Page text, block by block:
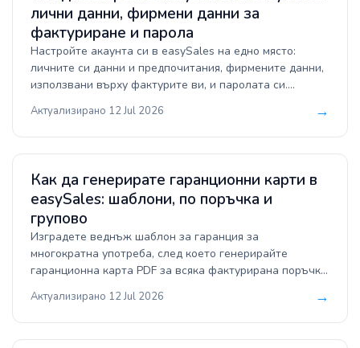
лични данни, фирмени данни за
фактуриране и парола
Настройте акаунта си в easySales на едно място:
личните си данни и предпочитания, фирмените данни,
използвани върху фактурите ви, и паролата си.
смяната на държавата ви може да засегне
абонамента ви и защо имейлът е фиксиран тук.
Актуализирано 12 Jul 2026 →
Как да генерирате гаранционни карти в
easySales: шаблони, по поръчка и
групово
Изградете веднъж шаблон за гаранция за
многократна употреба, след което генерирайте
гаранционна карта PDF за всяка фактурирана поръчка
обработка.
Актуализирано 12 Jul 2026 →